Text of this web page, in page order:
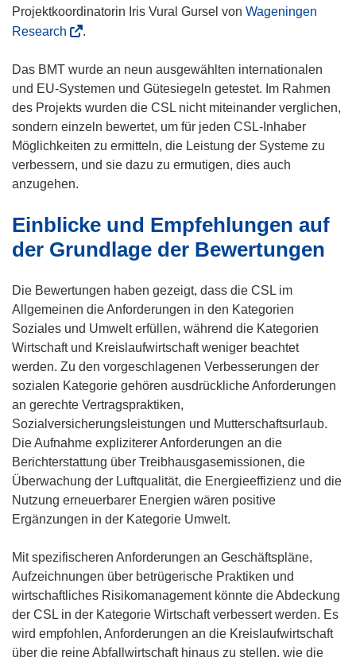
Projektkoordinatorin Iris Vural Gursel von Wageningen
Research
f
f
n
e
t
i
n
e
e
F
e
n
s
t
e
r
)
.
Das BMT wurde an neun ausgewählten internationalen
und EU-Systemen und Gütesiegeln getestet. Im Rahmen
des Projekts wurden die CSL nicht miteinander verglichen,
sondern einzeln bewertet, um für jeden CSL-Inhaber
Möglichkeiten zu ermitteln, die Leistung der Systeme zu
verbessern, und sie dazu zu ermutigen, dies auch
anzugehen.
Einblicke und Empfehlungen auf
der Grundlage der Bewertungen
Die Bewertungen haben gezeigt, dass die CSL im
Allgemeinen die Anforderungen in den Kategorien
Soziales und Umwelt erfüllen, während die Kategorien
Wirtschaft und Kreislaufwirtschaft weniger beachtet
werden. Zu den vorgeschlagenen Verbesserungen der
sozialen Kategorie gehören ausdrückliche Anforderungen
an gerechte Vertragspraktiken,
Sozialversicherungsleistungen und Mutterschaftsurlaub.
Die Aufnahme expliziterer Anforderungen an die
Berichterstattung über Treibhausgasemissionen, die
Überwachung der Luftqualität, die Energieeffizienz und die
Nutzung erneuerbarer Energien wären positive
Ergänzungen in der Kategorie Umwelt.
Mit spezifischeren Anforderungen an Geschäftspläne,
Aufzeichnungen über betrügerische Praktiken und
wirtschaftliches Risikomanagement könnte die Abdeckung
der CSL in der Kategorie Wirtschaft verbessert werden. Es
wird empfohlen, Anforderungen an die Kreislaufwirtschaft
über die reine Abfallwirtschaft hinaus zu stellen, wie die